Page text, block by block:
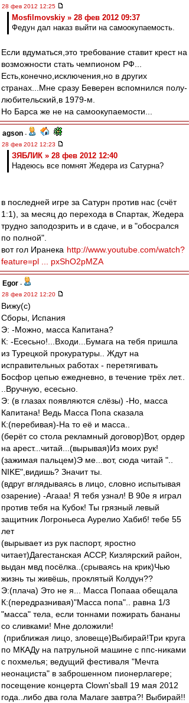
28 фев 2012 12:25
Mosfilmovskiy » 28 фев 2012 09:37
Федун дал наказ выйти на самоокупаемость.
Если вдуматься,это требование ставит крест на
возможности стать чемпионом РФ...
Есть,конечно,исключения,но в других
странах...Мне сразу Беверен вспомнился полу-
любительский,в 1979-м.
Но Барса же не на самоокупаемости...
agson -
28 фев 2012 12:23
ЗЯБЛИК » 28 фев 2012 12:40
Надеюсь все помнят Жедера из Сатурна?
в последней игре за Сатурн против нас (счёт
1:1), за месяц до перехода в Спартак, Жедера
трудно заподозрить и в сдаче, и в "обосрался
по полной".
вот гол Иранека http://www.youtube.com/watch?
feature=pl ... pxShO2pMZA
Egor -
28 фев 2012 12:20
Вижу(с)
Сборы, Испания
Э: -Можно, масса Капитана?
К: -Есесьно!...Входи...Бумага на тебя пришла
из Турецкой прокуратуры.. Ждут на
исправительных работах - перетягивать
Босфор цепью ежедневно, в течение трёх лет..
..Вручную, есесьно.
Э: (в глазах появляются слёзы) -Но, масса
Капитана! Ведь Масса Попа сказала
К:(перебивая)-На то её и масса..
(берёт со стола рекламный договор)Вот, ордер
на арест...читай...(вырывая)Из моих рук!
(зажимая пальцем)Э ме...вот, сюда читай "..
NIKE",видишь? Значит ты.
(вдруг вглядываясь в лицо, словно испытывая
озарение) -Агааа! Я тебя узнал! В 90е я играл
против тебя на Кубок! Ты грязный левый
защитник Логроньеса Аурелио Хабиб! тебе 55
лет
(вырывает из рук паспорт, яростно
читает)Дагестанская АССР, Кизлярский район,
выдан мвд посёлка..(срываясь на крик)Чью
жизнь ты живёшь, проклятый Колдун??
Э:(плача) Это не я... Масса Попааа обещала
К:(передразнивая)"Масса попа".. равна 1/3
"масса" тела, если тоннами пожирать бананы
со сливками! Мне доложили!
(приближая лицо, зловеще)Выбирай!Три круга
по МКАДу на патрульной машине с ппс-никами
с похмелья; ведущий фестиваля "Мечта
неонациста" в заброшенном пионерлагере;
посещение концерта Clown'sball 19 мая 2012
года..либо два гола Малаге завтра?! Выбирай!!